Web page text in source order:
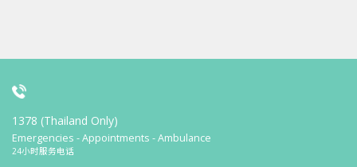
1378 (Thailand Only)
Emergencies - Appointments - Ambulance
24小时服务电话